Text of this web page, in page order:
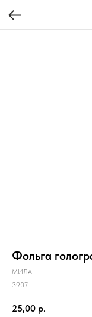
Фольга
МИЛА
3907
25,00 р.